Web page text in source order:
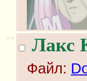
>> Лакс
Файл: